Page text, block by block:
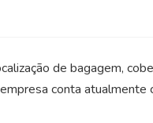
de bagagem,
conta atualmente